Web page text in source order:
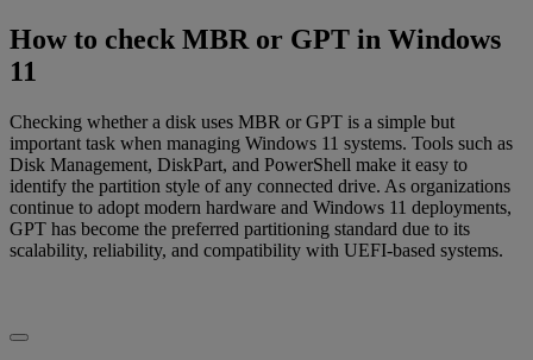
How to check MBR or GPT in Windows
11
Checking whether a disk uses MBR or GPT is a simple but
important task when managing Windows 11 systems. Tools such as
Disk Management, DiskPart, and PowerShell make it easy to
identify the partition style of any connected drive. As organizations
continue to adopt modern hardware and Windows 11 deployments,
GPT has become the preferred partitioning standard due to its
scalability, reliability, and compatibility with UEFI-based systems.